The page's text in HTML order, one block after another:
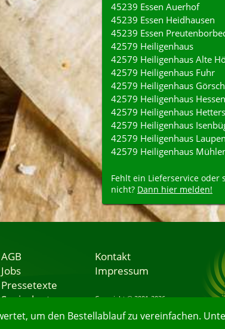
um den Bestellablauf zu vereinfachen.
45239 Essen Auerhof
45239 Essen Heidhausen
45239 Essen
42579 Heiligenhaus
42579 Heiligenhaus Alte
42579 Heiligenhaus Fuhr
42579 Heiligenhaus
42579 Heiligenhaus
42579 Heiligenhaus
42579 Heiligenhaus
42579 Heiligenhaus
42579 Heiligenhaus
Fehlt ein Lieferservice oder
nicht? Dann hier melden!
AGB
Jobs
Pressetexte
Speisekarten
Lieferservice
Kontakt
Impressum
Copyright © 2001-2026
06.08.2026 23:02:17